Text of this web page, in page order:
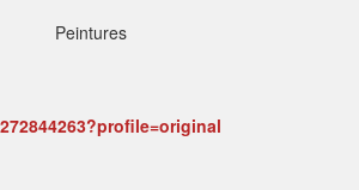
Peintures